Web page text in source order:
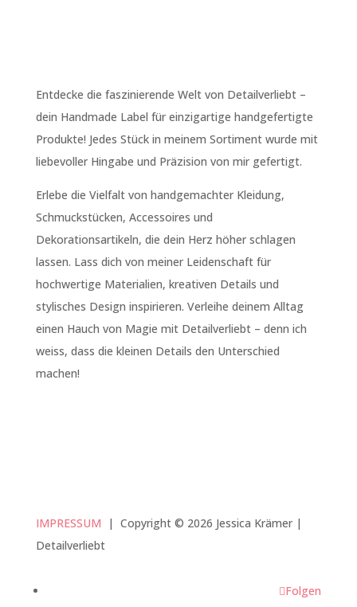
Entdecke die faszinierende Welt von Detailverliebt –
dein Handmade Label für einzigartige handgefertigte
Produkte! Jedes Stück in meinem Sortiment wurde mit
liebevoller Hingabe und Präzision von mir gefertigt.
Erlebe die Vielfalt von handgemachter Kleidung,
Schmuckstücken, Accessoires und
Dekorationsartikeln, die dein Herz höher schlagen
lassen. Lass dich von meiner Leidenschaft für
hochwertige Materialien, kreativen Details und
stylisches Design inspirieren. Verleihe deinem Alltag
einen Hauch von Magie mit Detailverliebt – denn ich
weiss, dass die kleinen Details den Unterschied
machen!
IMPRESSUM | Copyright © 2026 Jessica Krämer |
Detailverliebt
Folgen